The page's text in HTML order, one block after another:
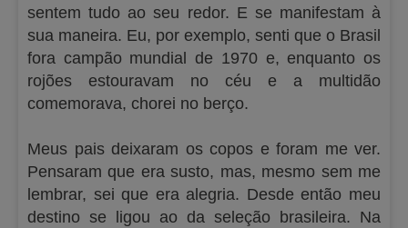
sentem tudo ao seu redor. E se manifestam à
sua maneira. Eu, por exemplo, senti que o Brasil
fora campão mundial de 1970 e, enquanto os
rojões estouravam no céu e a multidão
comemorava, chorei no berço.
Meus pais deixaram os copos e foram me ver.
Pensaram que era susto, mas, mesmo sem me
lembrar, sei que era alegria. Desde então meu
destino se ligou ao da seleção brasileira. Na